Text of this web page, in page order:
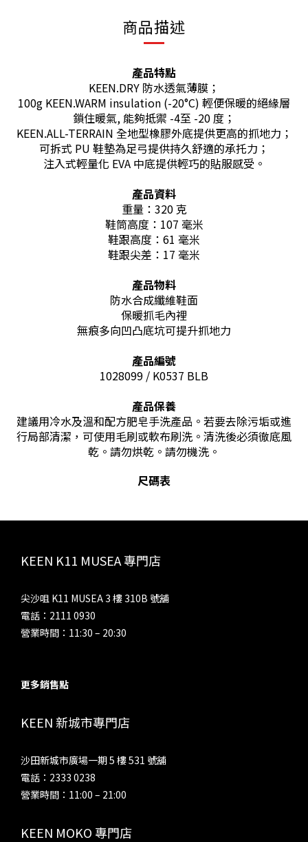
商品描述
產品特點
KEEN.DRY 防水透氣薄膜；
100g KEEN.WARM insulation (-20°C) 輕便保暖的絕緣層
鎖住暖氣, 能夠抵禦 -4至 -20 度；
KEEN.ALL-TERRAIN 全地型橡膠外底提供更高的抓地力；
可拆式 PU 鞋墊為足弓提供持久舒適的承托力；
注入式輕量化 EVA 中底提供輕巧的貼服感受。
產品資料
重量：320 克
鞋筒高度：107 毫米
鞋跟高度：61 毫米
鞋跟尖差：17 毫米
產品物料
防水合成纖維鞋面
保暖抓毛內裡
無痕多向凹凸底坑可提升抓地力
產品編號
1028099 / K0537 BLB
產品保養
建議用冷水及溫和配方肥皂手洗產品。若要去除污垢或進
行局部清潔，可使用毛刷或軟布刷洗。清洗後必須徹底風
乾。請勿烘乾。請勿機洗。
尺碼表
KEEN K11 MUSEA 專門店
尖沙咀 K11 MUSEA 3 樓 310B 號舖
電話：2111 0930
營業時間：11:30 – 20:30
更多銷售點
KEEN 新城市專門店
沙田新城市廣場一期 5 樓 531 號舖
電話：2333 0238
營業時間：11:00 – 21:00
KEEN MOKO 專門店